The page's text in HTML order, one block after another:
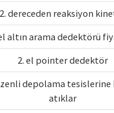
2. dereceden reaksiyon
altın arama dedektörü
2. el pointer dedektör
depolama
atıklar